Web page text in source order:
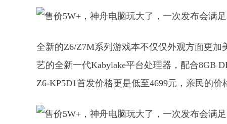
全新的Z6/Z7M系列游戏本不仅仅外观方面更
艺的全新一代Kabylake平台处理器，配合8GB
Z6-KP5D1首发价格更是低至4699元，亲民的